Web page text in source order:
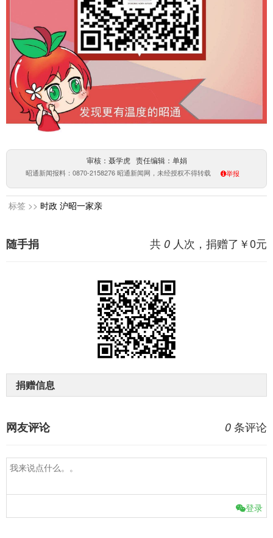
审核：聂学虎 责任编辑：单娟
昭通新闻报料：0870-2158276 昭通新闻网，未经授权不得转载 举报
标签 >> 时政 沪昭一家亲
共 0 人次，捐赠了￥0元
随手捐
捐赠信息
0 条评论
网友评论
登录